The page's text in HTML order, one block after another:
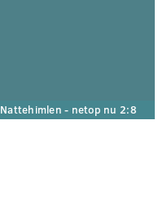
Nattehimlen - netop nu 2:8